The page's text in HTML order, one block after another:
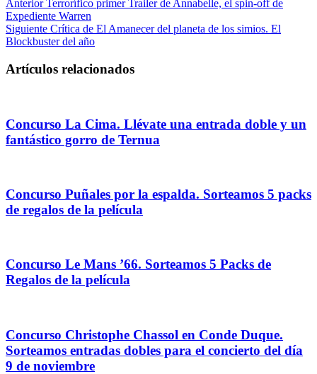
AnteriorTerrorífico primer Trailer de Annabelle, el spin-off de
Expediente Warren
Siguiente Crítica de El Amanecer del planeta de los simios. El
Blockbuster del año
Artículos relacionados
Concurso La Cima. Llévate una entrada doble y un
fantástico gorro de Ternua
Concurso Puñales por la espalda. Sorteamos 5 packs
de regalos de la película
Concurso Le Mans ’66. Sorteamos 5 Packs de
Regalos de la película
Concurso Christophe Chassol en Conde Duque.
Sorteamos entradas dobles para el concierto del día
9 de noviembre